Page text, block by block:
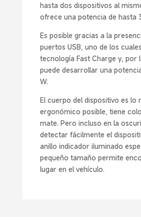
hasta dos dispositivos al
ofrece una potencia de hasta
Es posible gracias a la
puertos USB, uno de los
tecnología Fast Charge y, por
puede desarrollar una
W.
El cuerpo del dispositivo es lo
ergonómico posible, tiene
mate. Pero incluso en la
detectar fácilmente el
anillo indicador iluminado
pequeño tamaño permite
lugar en el vehículo.